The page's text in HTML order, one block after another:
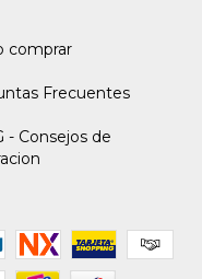
comprar
Frecuentes
- Consejos de